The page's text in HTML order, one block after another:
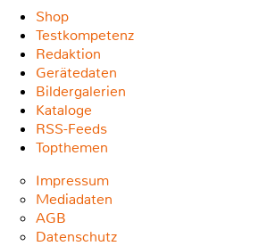
Shop
Testkompetenz
Redaktion
Gerätedaten
Bildergalerien
Kataloge
RSS-Feeds
Topthemen
Impressum
Mediadaten
AGB
Datenschutz